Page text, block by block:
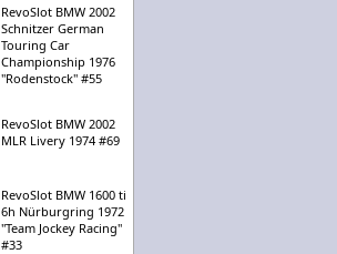
RevoSlot BMW 2002
Schnitzer German
Touring Car
Championship 1976
"Rodenstock" #55
RevoSlot BMW 2002
MLR Livery 1974 #69
RevoSlot BMW 1600 ti
6h Nürburgring 1972
"Team Jockey Racing"
#33